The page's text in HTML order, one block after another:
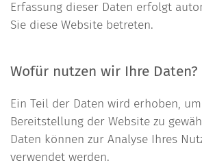
Erfassung dieser Daten erfolgt
Sie diese Website betreten.
Wofür nutzen wir Ihre Daten?
Ein Teil der Daten wird erhoben,
Bereitstellung der Website zu
Daten können zur Analyse Ihres
verwendet werden.